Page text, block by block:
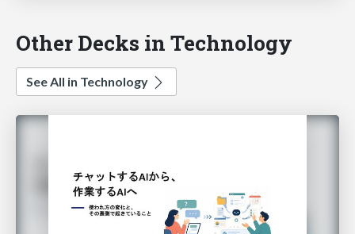
Other Decks in Technology
See All in Technology